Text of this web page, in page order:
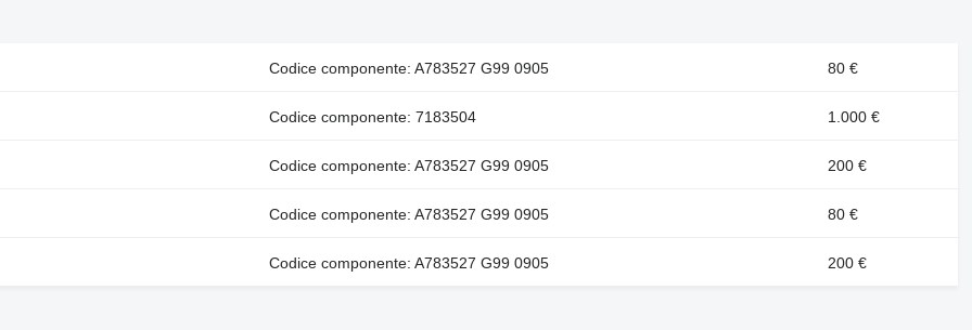
Codice componente: A783527 G99 0905 80 €
Codice componente: 7183504 1.000 €
Codice componente: A783527 G99 0905 200 €
Codice componente: A783527 G99 0905 80 €
Codice componente: A783527 G99 0905
200 €